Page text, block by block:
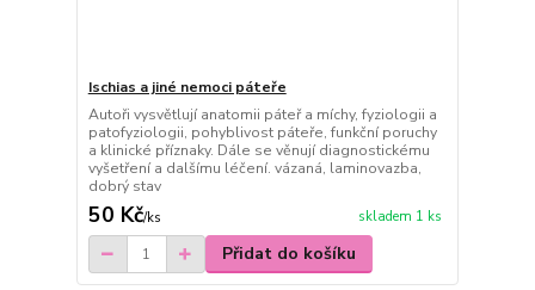
Ischias a jiné nemoci páteře
Autoři vysvětlují anatomii páteř a míchy, fyziologii a
patofyziologii, pohyblivost páteře, funkční poruchy
a klinické příznaky. Dále se věnují diagnostickému
vyšetření a dalšímu léčení. vázaná, laminovazba,
dobrý stav
50 Kč/ks skladem 1 ks
Přidat do košíku